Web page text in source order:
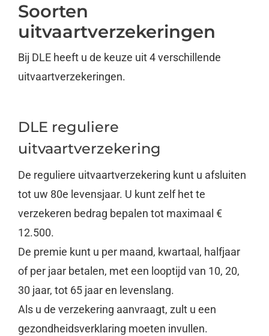
Soorten
uitvaartverzekeringen
Bij DLE heeft u de keuze uit 4 verschillende
uitvaartverzekeringen.
DLE reguliere
uitvaartverzekering
De reguliere uitvaartverzekering kunt u afsluiten
tot uw 80e levensjaar. U kunt zelf het te
verzekeren bedrag bepalen tot maximaal €
12.500.
De premie kunt u per maand, kwartaal, halfjaar
of per jaar betalen, met een looptijd van 10, 20,
30 jaar, tot 65 jaar en levenslang.
Als u de verzekering aanvraagt, zult u een
gezondheidsverklaring moeten invullen.